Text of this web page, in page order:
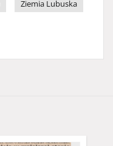
Ziemia Lubuska